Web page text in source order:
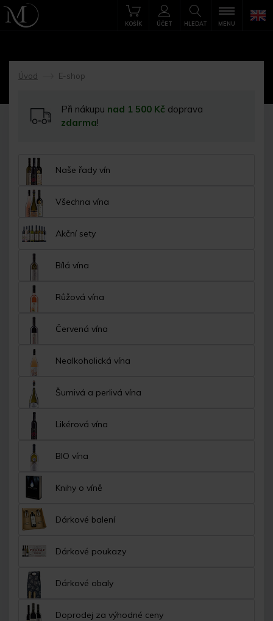
HLEDAT
KOŠÍK ÚČET MENU
Úvod
->
E-shop
Při nákupu nad 1 500 Kč doprava
zdarma!
Naše řady vín
Všechna vína
Akční sety
Bílá vína
Růžová vína
Červená vína
Nealkoholická vína
Šumivá a perlivá vína
Likérová vína
BIO vína
Knihy o víně
Dárkové balení
Dárkové poukazy
Dárkové obaly
Doprodej za výhodné ceny